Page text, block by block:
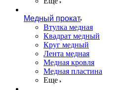
Медный прокат
Втулка медная
Квадрат медный
Круг медный
Лента медная
Медная кровля
Медная пластина
Еще